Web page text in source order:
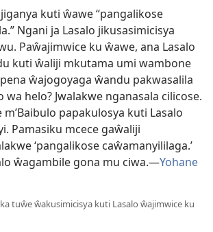
kuti ŵawe “pangalikose
Ngani ja Lasalo jikusasimicisya
Paŵajimwice ku ŵawe, ana Lasalo
kuti ŵaliji mkutama umi wambone
ŵajogoyaga ŵandu pakwasalila
helo? Jwalakwe nganasala cilicose.
papakulosya kuti Lasalo
Pamasiku mcece gaŵaliji
‘pangalikose caŵamanyililaga.’
ŵagambile gona mu ciwa.—Yohane
tuŵe ŵakusimicisya kuti Lasalo ŵajimwice ku